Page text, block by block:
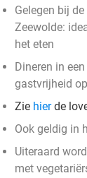
Gelegen bij
Zeewolde:
het eten
Dineren in
gastvrijheid
Zie hierde
Ook geldig in
Uiteraard
met